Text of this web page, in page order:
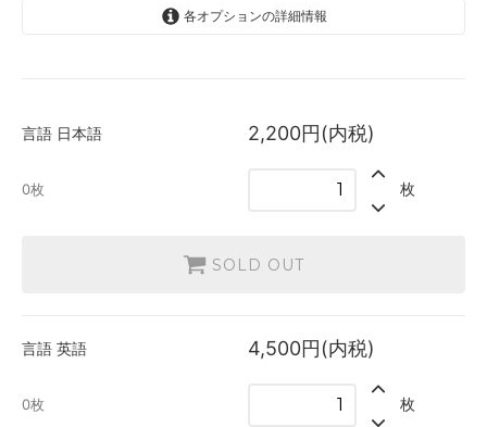
各オプションの詳細情報
0枚
言語 日本語 2,200円(内税)
0枚 枚
SOLD OUT
言語 英語 4,500円(内税)
0枚 枚